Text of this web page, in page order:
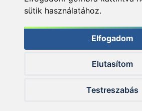
sütik használatához.
Elfogadom
Elutasítom
Testreszabás